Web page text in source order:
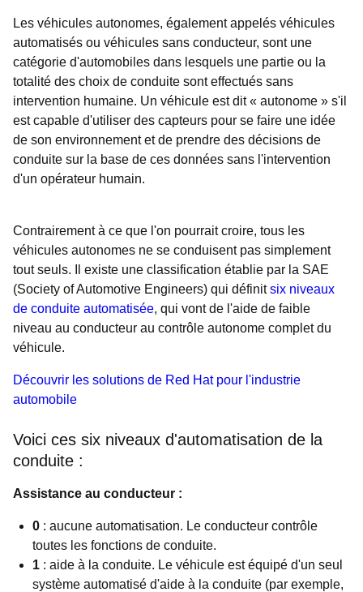
Les véhicules autonomes, également appelés véhicules
automatisés ou véhicules sans conducteur, sont une
catégorie d'automobiles dans lesquels une partie ou la
totalité des choix de conduite sont effectués sans
intervention humaine. Un véhicule est dit « autonome » s'il
est capable d'utiliser des capteurs pour se faire une idée
de son environnement et de prendre des décisions de
conduite sur la base de ces données sans l'intervention
d'un opérateur humain.
Contrairement à ce que l'on pourrait croire, tous les
véhicules autonomes ne se conduisent pas simplement
tout seuls. Il existe une classification établie par la SAE
(Society of Automotive Engineers) qui définitsix niveaux
de conduite automatisée, qui vont de l'aide de faible
niveau au conducteur au contrôle autonome complet du
véhicule.
Découvrir les solutions de Red Hat pour l'industrie
automobile
Voici ces six niveaux d'automatisation de la
conduite :
Assistance au conducteur :
0 : aucune automatisation. Le conducteur contrôle
toutes les fonctions de conduite.
1 : aide à la conduite. Le véhicule est équipé d'un seul
système automatisé d'aide à la conduite (par exemple,